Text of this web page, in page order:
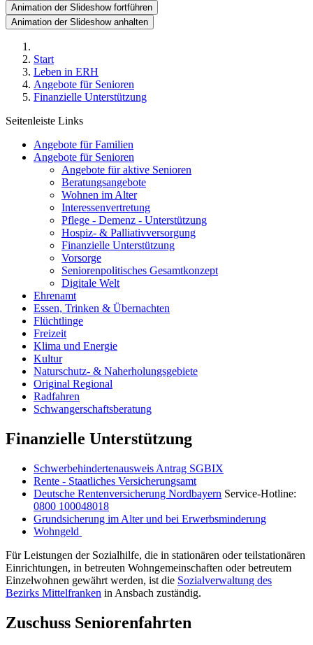
Animation der Slideshow fortführen
Animation der Slideshow anhalten
Start
Leben in ERH
Angebote für Senioren
Finanzielle Unterstützung
Seitenleiste Links
Angebote für Familien
Angebote für Senioren
Angebote für aktive Senioren
Beratungsangebote
Wohnen im Alter
Interessenvertretung
Pflege - Demenz - Unterstützung
Hospiz- & Palliativversorgung
Finanzielle Unterstützung
Vorsorge
Seniorenpolitisches Gesamtkonzept
Digitale Welt
Ehrenamt
Essen, Trinken & Übernachten
Flüchtlinge
Freizeit
Klima und Energie
Kultur
Naturschutz- & Naherholungsgebiete
Original Regional
Radfahren
Schwangerschaftsberatung
Finanzielle Unterstützung
Schwerbehindertenausweis Antrag SGBIX
Rente - Staatliches Versicherungsamt
Deutsche Rentenversicherung Nordbayern Service-Hotline:
0800 100048018
Grundsicherung im Alter und bei Erwerbsminderung
Wohngeld
Für Leistungen der Sozialhilfe, die in stationären oder teilstationären
Einrichtungen, in betreuten Wohngemeinschaften oder betreutem
Einzelwohnen gewährt werden, ist die Sozialverwaltung des
Bezirks Mittelfranken in Ansbach zuständig.
Zuschuss Seniorenfahrten